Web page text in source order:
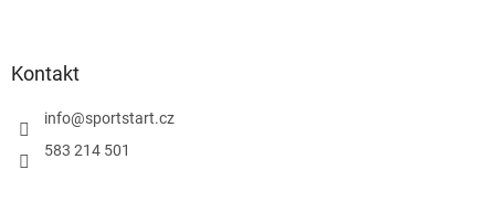
Kontakt
info@sportstart.cz
583 214 501